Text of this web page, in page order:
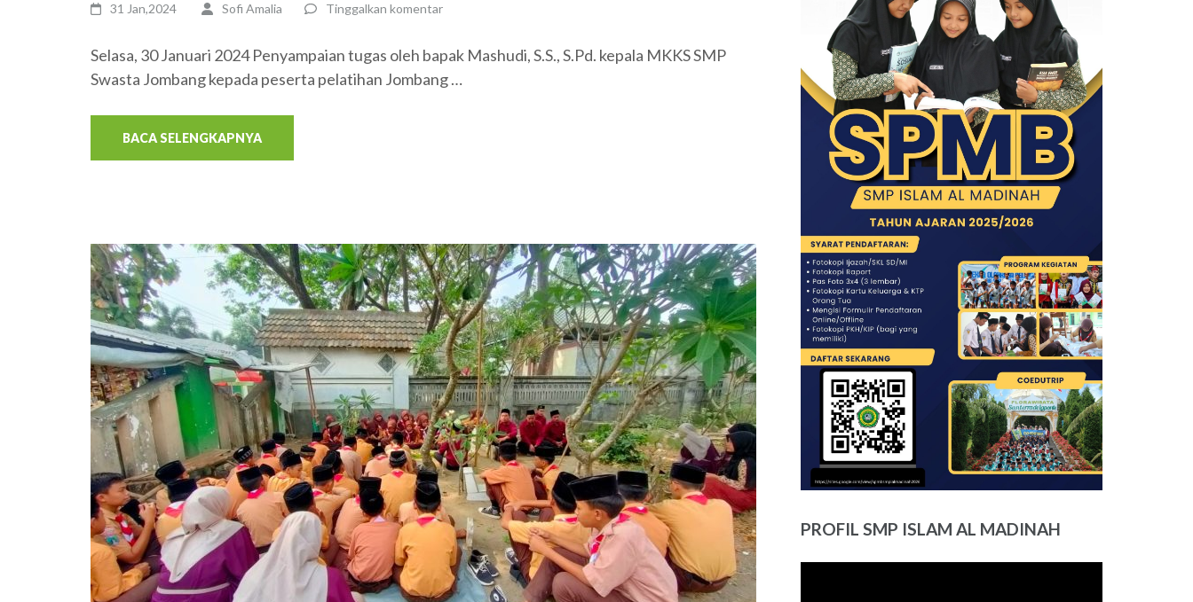
31 Jan,2024 Sofi Amalia Tinggalkan komentar
Selasa, 30 Januari 2024 Penyampaian tugas oleh bapak Mashudi, S.S., S.Pd. kepala MKKS SMP
Swasta Jombang kepada peserta pelatihan Jombang …
BACA SELENGKAPNYA
PROFIL SMP ISLAM AL MADINAH